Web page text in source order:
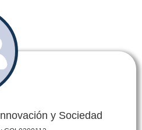
y Sociedad